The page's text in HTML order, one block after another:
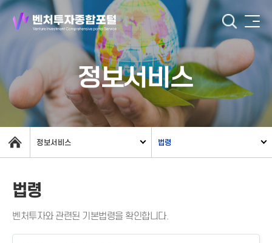
정보서비스
정보서비스 법령
법령
벤처투자와 관련된 기본법령을 확인합니다.